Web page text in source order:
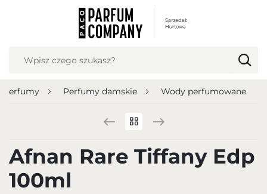
Perfumy Perfumy damskie Wody perfumowane
Afnan Rare Tiffany Edp
100ml
USTAWIENIA REGIONALNE
Język
Polish zloty (PLN)